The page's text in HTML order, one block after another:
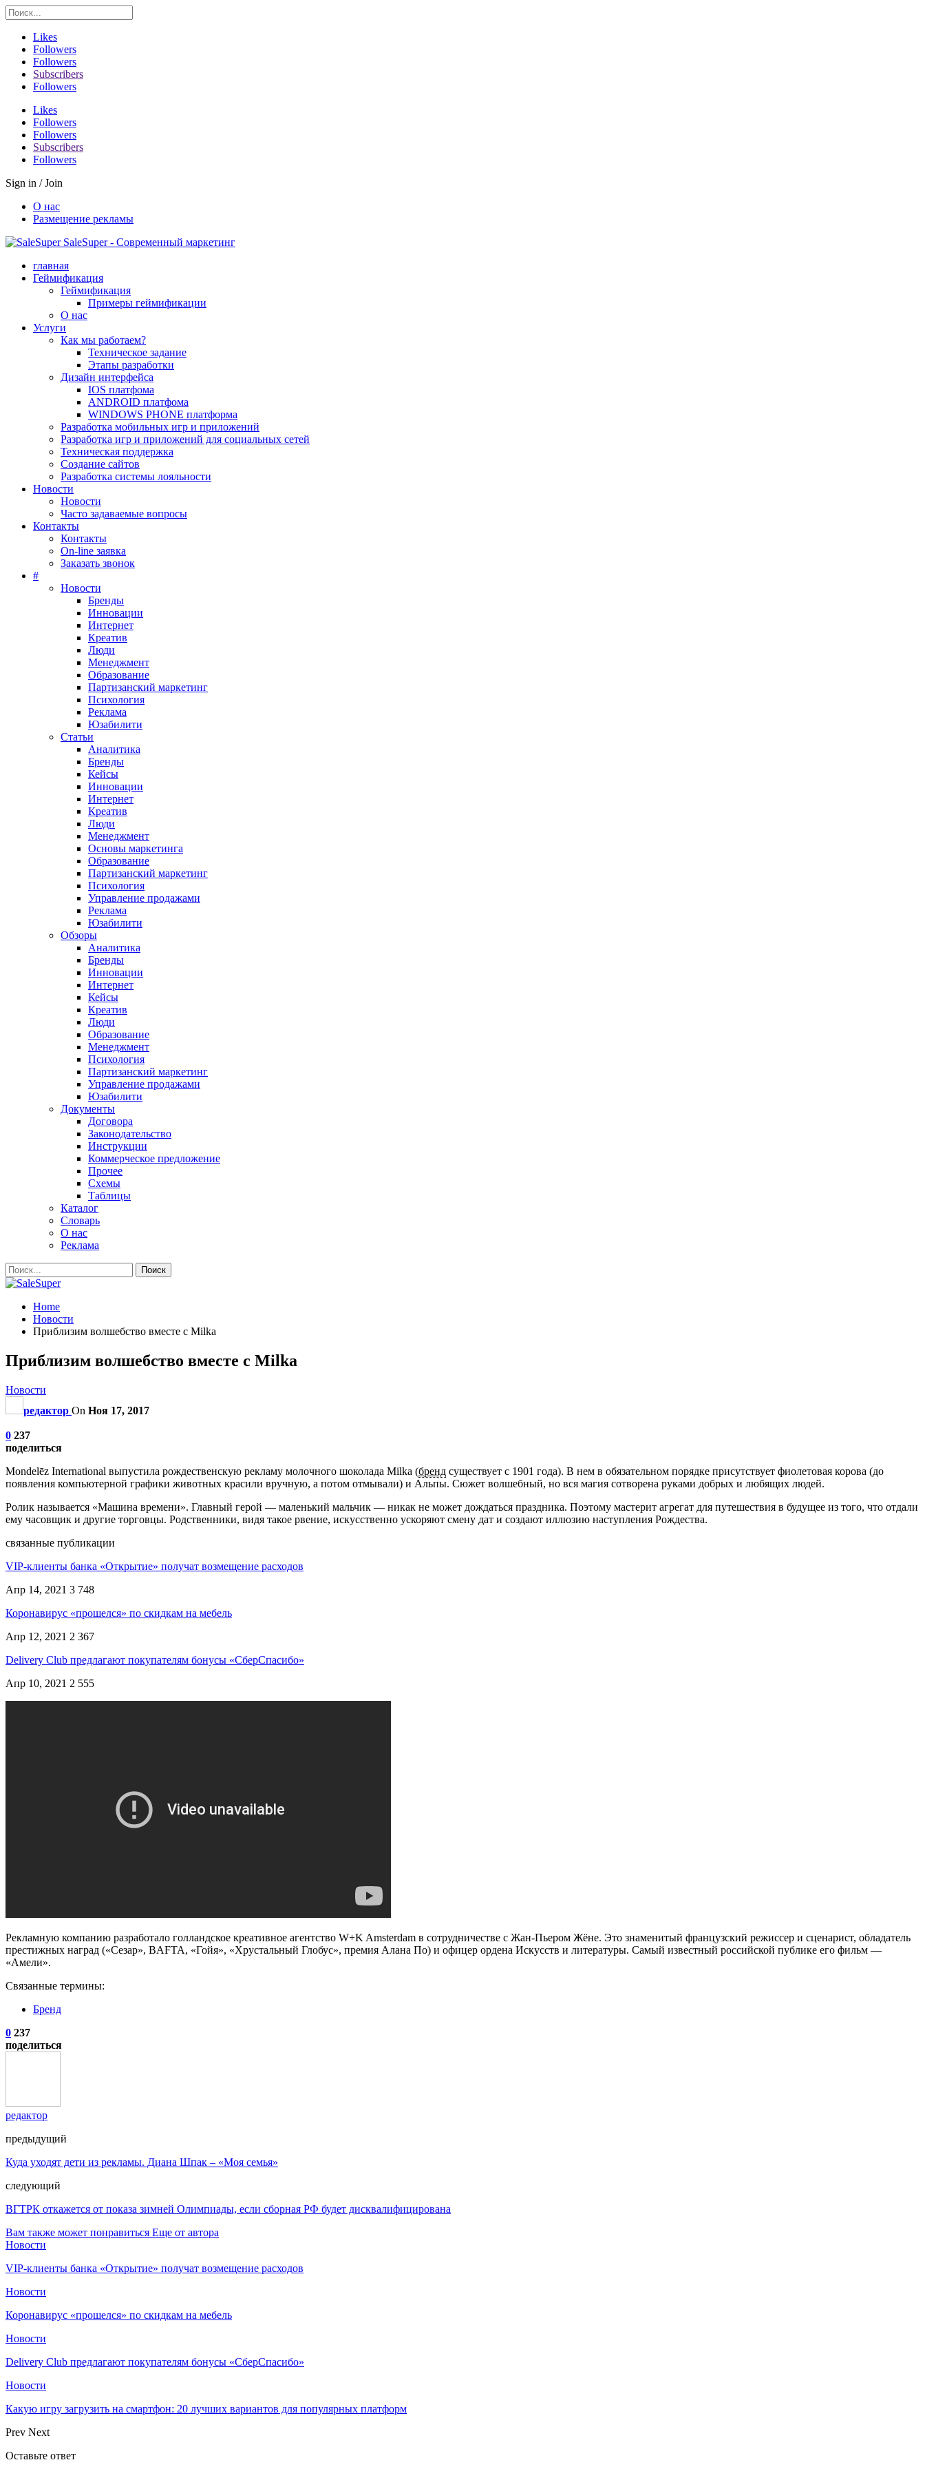
Likes
Followers
Followers
Subscribers
Followers
Likes
Followers
Followers
Subscribers
Followers
Sign in / Join
О нас
Размещение рекламы
SaleSuper - Современный маркетинг
главная
Геймификация
Геймификация
Примеры геймификации
О нас
Услуги
Как мы работаем?
Техническое задание
Этапы разработки
Дизайн интерфейса
IOS платфома
ANDROID платфома
WINDOWS PHONE платформа
Разработка мобильных игр и приложений
Разработка игр и приложений для социальных сетей
Техническая поддержка
Создание сайтов
Разработка системы лояльности
Новости
Новости
Часто задаваемые вопросы
Контакты
Контакты
On-line заявка
Заказать звонок
#
Новости
Бренды
Инновации
Интернет
Креатив
Люди
Менеджмент
Образование
Партизанский маркетинг
Психология
Реклама
Юзабилити
Статьи
Аналитика
Бренды
Кейсы
Инновации
Интернет
Креатив
Люди
Менеджмент
Основы маркетинга
Образование
Партизанский маркетинг
Психология
Управление продажами
Реклама
Юзабилити
Обзоры
Аналитика
Бренды
Инновации
Интернет
Кейсы
Креатив
Люди
Образование
Менеджмент
Психология
Партизанский маркетинг
Управление продажами
Юзабилити
Документы
Договора
Законодательство
Инструкции
Коммерческое предложение
Прочее
Схемы
Таблицы
Каталог
Словарь
О нас
Реклама
Home
Новости
Приблизим волшебство вместе с Milka
Приблизим волшебство вместе с Milka
Новости
редактор On Ноя 17, 2017
0 237
поделиться
Mondelēz International выпустила рождественскую рекламу молочного шоколада Milka (бренд существует с 1901 года). В нем в обязательном порядке присутствует фиолетовая корова (до
появления компьютерной графики животных красили вручную, а потом отмывали) и Альпы. Сюжет волшебный, но вся магия сотворена руками добрых и любящих людей.
Ролик называется «Машина времени». Главный герой — маленький мальчик — никак не может дождаться праздника. Поэтому мастерит агрегат для путешествия в будущее из того, что отдали
ему часовщик и другие торговцы. Родственники, видя такое рвение, искусственно ускоряют смену дат и создают иллюзию наступления Рождества.
связанные публикации
VIP-клиенты банка «Открытие» получат возмещение расходов
Апр 14, 2021 3 748
Коронавирус «прошелся» по скидкам на мебель
Апр 12, 2021 2 367
Delivery Club предлагают покупателям бонусы «СберСпасибо»
Апр 10, 2021 2 555
Рекламную компанию разработало голландское креативное агентство W+K Amsterdam в сотрудничестве с Жан-Пьером Жёне. Это знаменитый французский режиссер и сценарист, обладатель
престижных наград («Сезар», BAFTA, «Гойя», «Хрустальный Глобус», премия Алана По) и офицер ордена Искусств и литературы. Самый известный российской публике его фильм —
«Амели».
Связанные термины:
Бренд
0 237
поделиться
редактор
предыдущий
Куда уходят дети из рекламы. Диана Шпак – «Моя семья»
следующий
ВГТРК откажется от показа зимней Олимпиады, если сборная РФ будет дисквалифицирована
Вам также может понравиться Еще от автора
Новости
VIP-клиенты банка «Открытие» получат возмещение расходов
Новости
Коронавирус «прошелся» по скидкам на мебель
Новости
Delivery Club предлагают покупателям бонусы «СберСпасибо»
Новости
Какую игру загрузить на смартфон: 20 лучших вариантов для популярных платформ
Prev Next
Оставьте ответ